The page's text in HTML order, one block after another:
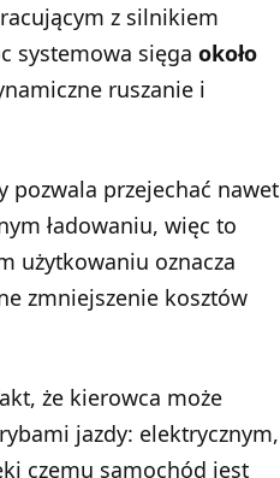
z silnikiem
systemowa sięga około
ruszanie i
pozwala przejechać nawet
ładowaniu, więc to
użytkowaniu oznacza
zmniejszenie kosztów
że kierowca może
jazdy: elektrycznym,
czemu samochód jest